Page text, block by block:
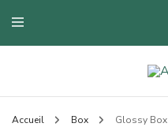
Armelle
Blog mode à Nantes, lifestyle,
Accueil Box Glossy